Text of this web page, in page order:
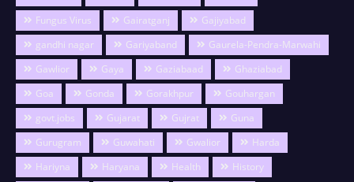
Fungus Virus
Gairatganj
Gajiyabad
gandhi nagar
Gariyaband
Gaurela-Pendra-Marwahi
Gawlior
Gaya Gaziabaad
Ghaziabad
Goa
Gonda Gorakhpur
Gouhargan
govt.jobs
Gujarat Gujrat
Guna
Gurugram
Guwahati Gwalior
Harda
Hariyna
Haryana Health
History